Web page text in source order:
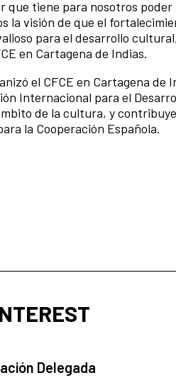
que tiene para nosotros
la visión de que el
para el desarrollo
en Cartagena de Indias.
el CFCE en Cartagena de
Internacional para el
de la cultura, y
la Cooperación Española.
Delegada